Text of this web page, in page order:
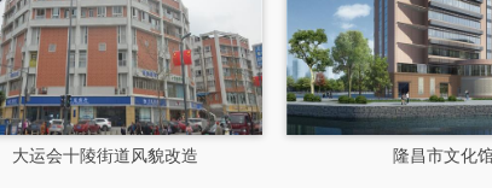
大运会十陵街道风貌改造 隆昌市文化馆